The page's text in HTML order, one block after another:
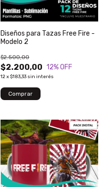
Diseños para Tazas Free Fire -
Modelo 2
$2.200,00
$2.500,00
12% OFF
12x $183,33 sin interés